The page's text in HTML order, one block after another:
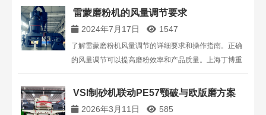
雷蒙磨粉机的风量调节要求
2024年7月17日 1547
了解雷蒙磨粉机风量调节的详细要求和操作指南。正确
的风量调节可以提高磨粉效率和产品质量。上海丁博重
工机械有限公司为您提供专业的磨粉机设备及技术支
持。
VSI制砂机联动PE57颚破与欧版磨方案
2026年3月11日 585